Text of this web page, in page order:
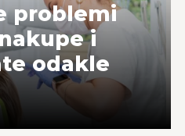
problemi
i
odakle